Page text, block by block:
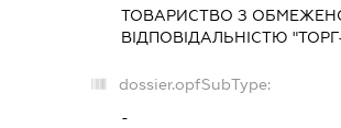
ТОВАРИСТВО З
ВІДПОВІДАЛЬНІСТЮ
dossier.opfSubType:
-